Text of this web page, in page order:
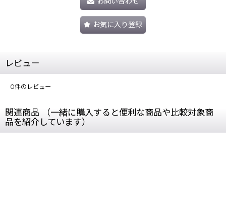
お気に入り登録
レビュー
0件のレビュー
関連商品 （一緒に購入すると便利な商品や比較対象商
品を紹介しています）